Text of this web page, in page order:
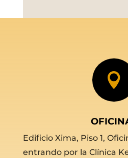

Edificio Xima, Piso 1,
entrando por la Clínica